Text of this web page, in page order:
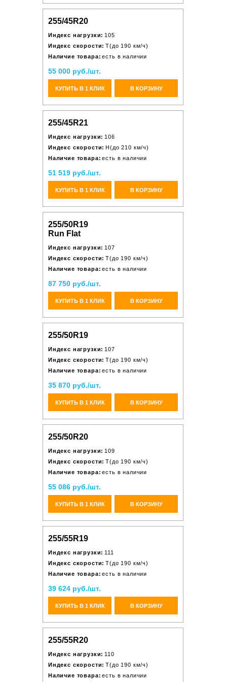
255/45R20
Индекс нагрузки: 105
Индекс скорости: T(до 190 км/ч)
Наличие товара: есть в наличии
55 000 руб./шт.
КУПИТЬ В 1 КЛИК В КОРЗИНУ
255/45R21
Индекс нагрузки: 106
Индекс скорости: H(до 210 км/ч)
Наличие товара: есть в наличии
51 519 руб./шт.
КУПИТЬ В 1 КЛИК В КОРЗИНУ
255/50R19
Run Flat
Индекс нагрузки: 107
Индекс скорости: T(до 190 км/ч)
Наличие товара: есть в наличии
87 750 руб./шт.
КУПИТЬ В 1 КЛИК В КОРЗИНУ
255/50R19
Индекс нагрузки: 107
Индекс скорости: T(до 190 км/ч)
Наличие товара: есть в наличии
35 870 руб./шт.
КУПИТЬ В 1 КЛИК В КОРЗИНУ
255/50R20
Индекс нагрузки: 109
Индекс скорости: T(до 190 км/ч)
Наличие товара: есть в наличии
55 086 руб./шт.
КУПИТЬ В 1 КЛИК В КОРЗИНУ
255/55R19
Индекс нагрузки: 111
Индекс скорости: T(до 190 км/ч)
Наличие товара: есть в наличии
39 624 руб./шт.
КУПИТЬ В 1 КЛИК В КОРЗИНУ
255/55R20
Индекс нагрузки: 110
Индекс скорости: T(до 190 км/ч)
Наличие товара: есть в наличии